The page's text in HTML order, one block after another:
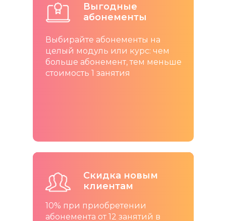
Выгодные
абонементы
Выбирайте абонементы на
целый модуль или курс: чем
больше абонемент, тем меньше
стоимость 1 занятия
10% при приобретении
абонемента от 12 занятий в
Скидка новым
клиентам
10% при приобретении
абонемента от 12 занятий в
Скидка новым
клиентам
10% при приобретении
абонемента от 12 занятий в
Скидка новым
клиентам
Открыт набор на IT-курсы
для детей 5-17 лет
Попробуйте бесплатно: запишитесь на